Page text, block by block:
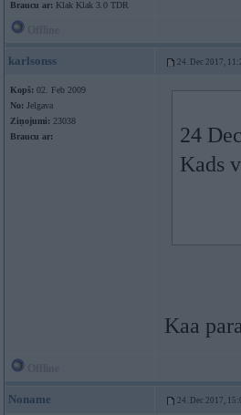
Braucu ar: Klak Klak 3.0 TDR
karlsonss 24. Dec 2017,
Kopš: 02. Feb 2009
No: Jelgava
Ziņojumi: 23038
Braucu ar:
24
Kads
Kaa
Noname 24. Dec 2017,